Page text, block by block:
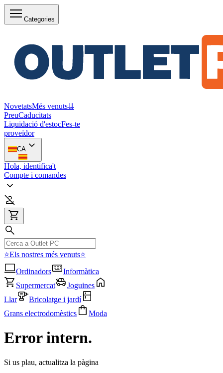
Categories
NovetatsMés venuts⇊
PreuCaducitats
Liquidació d'estocFes-te
proveïdor
CA
Hola, identifica't
Compte i comandes
⭐Els nostres més venuts⭐
Ordinadors
Informàtica
Supermercat
Joguines
Llar
Bricolatge i jardí
Grans electrodomèstics
Moda
Error intern.
Si us plau, actualitza la pàgina